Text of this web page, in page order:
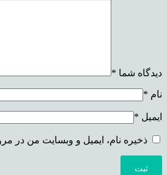
دیدگاه شما *
نام *
ایمیل *
ذخیره نام، ایمیل و وبسایت من در